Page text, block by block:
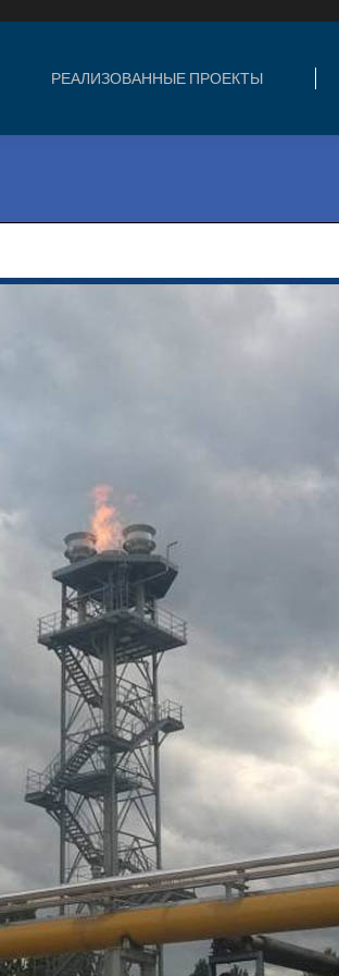
РЕАЛИЗОВАННЫЕ ПРОЕКТЫ